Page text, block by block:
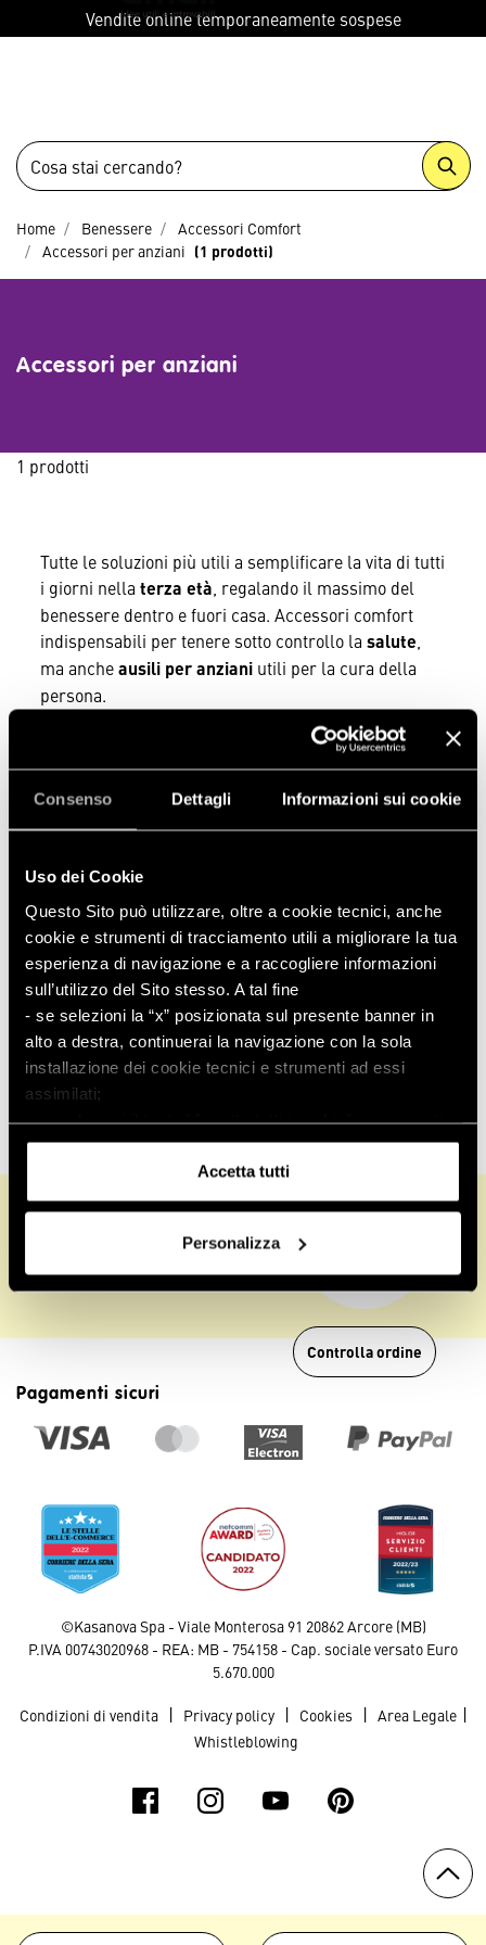
Consenso Dettagli Informazioni sui cookie
Uso dei Cookie
Questo Sito può utilizzare, oltre a cookie tecnici, anche
cookie e strumenti di tracciamento utili a migliorare la tua
esperienza di navigazione e a raccogliere informazioni
sull’utilizzo del Sito stesso. A tal fine
- se selezioni la “x” posizionata sul presente banner in
alto a destra, continuerai la navigazione con la sola
installazione dei cookie tecnici e strumenti ad essi
assimilati;
- se selezioni il tasto “Accetta tutti i cookie”, acconsenti
all’installazione di tutti i cookie e strumenti di
Puoi conoscere i relativi dettagli
sezioni della presente pagina.
Accetta tutti
Personalizza
Vendite online temporaneamente sospese
Home Benessere
Accessori Comfort
Accessori per anziani (1 prodotti)
Accessori per anziani
1 prodotti
Tutte le soluzioni più utili a semplificare la vita di tutti
i giorni nella terza età , regalando il massimo del
benessere dentro e fuori casa. Accessori comfort
indispensabili per tenere sotto controllo la salute
ma ancheausili per anziani utili per la cura della
persona.
Poltrona Elettrica
Alzapersona
clienti
Controlla ordine
Pagamenti sicuri
©Kasanova Spa - Viale Monterosa 91 20862 Arcore (MB)
P.IVA 00743020968 - REA: MB - 754158 - Cap. sociale versato Euro
5.670.000
Condizioni di vendita | Privacy policy | Cookies | Area Legale |
Whistleblowing